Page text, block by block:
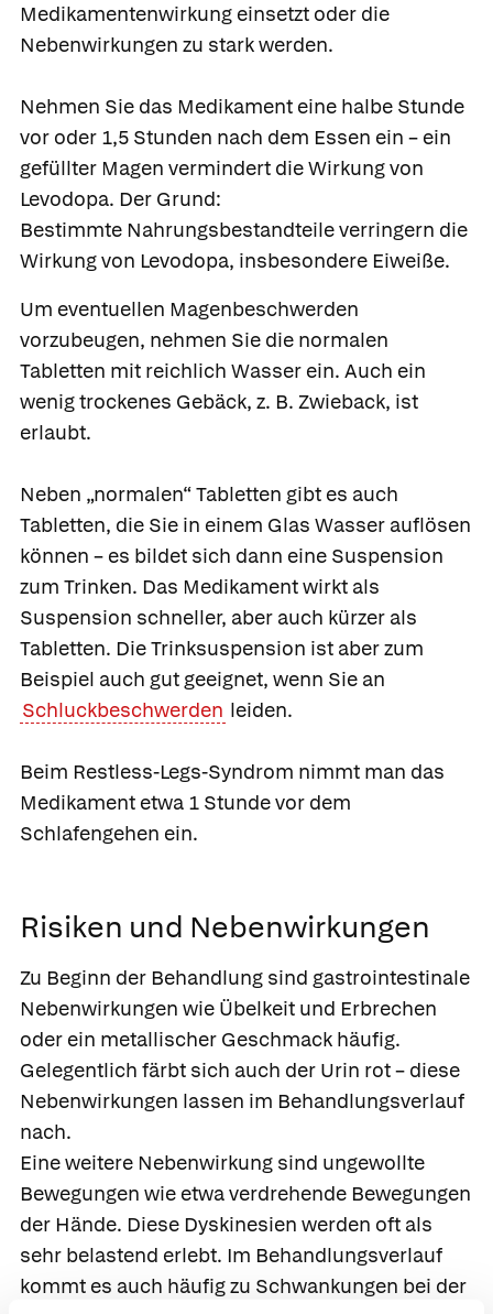
Medikamentenwirkung einsetzt oder die
Nebenwirkungen zu stark werden.
Nehmen Sie das Medikament eine halbe Stunde
vor oder 1,5 Stunden nach dem Essen ein – ein
gefüllter Magen vermindert die Wirkung von
Levodopa. Der Grund:
Bestimmte Nahrungsbestandteile verringern die
Wirkung von Levodopa, insbesondere Eiweiße.
Um eventuellen Magenbeschwerden
vorzubeugen, nehmen Sie die normalen
Tabletten mit reichlich Wasser ein. Auch ein
wenig trockenes Gebäck, z. B. Zwieback, ist
erlaubt.
Neben „normalen“ Tabletten gibt es auch
Tabletten, die Sie in einem Glas Wasser auflösen
können – es bildet sich dann eine Suspension
zum Trinken. Das Medikament wirkt als
Suspension schneller, aber auch kürzer als
Tabletten. Die Trinksuspension ist aber zum
Beispiel auch gut geeignet, wenn Sie an
Schluckbeschwerden leiden.
Beim Restless-Legs-Syndrom nimmt man das
Medikament etwa 1 Stunde vor dem
Schlafengehen ein.
Risiken und Nebenwirkungen
Zu Beginn der Behandlung sind gastrointestinale
Nebenwirkungen wie Übelkeit und Erbrechen
oder ein metallischer Geschmack häufig.
Gelegentlich färbt sich auch der Urin rot – diese
Nebenwirkungen lassen im Behandlungsverlauf
nach.
Eine weitere Nebenwirkung sind ungewollte
Bewegungen wie etwa verdrehende Bewegungen
der Hände. Diese Dyskinesien werden oft als
sehr belastend erlebt. Im Behandlungsverlauf
kommt es auch häufig zu Schwankungen bei der